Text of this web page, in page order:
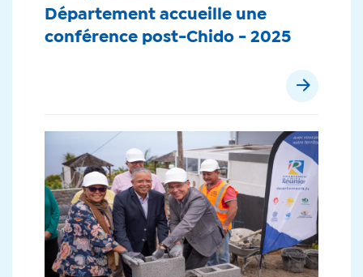
Département accueille une
conférence post-Chido - 2025